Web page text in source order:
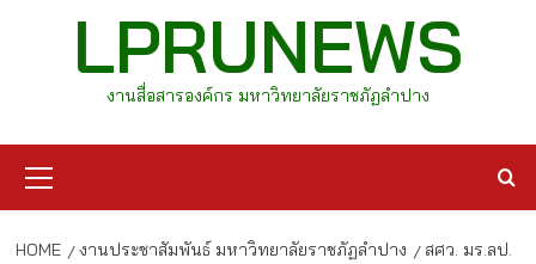
LPRUNEWS
งานสื่อสารองค์กร มหาวิทยาลัยราชภัฏลำปาง
Menu
HOME งานประชาสัมพันธ์ มหาวิทยาลัยราชภัฏลำปาง
สศว. มร.ลป.